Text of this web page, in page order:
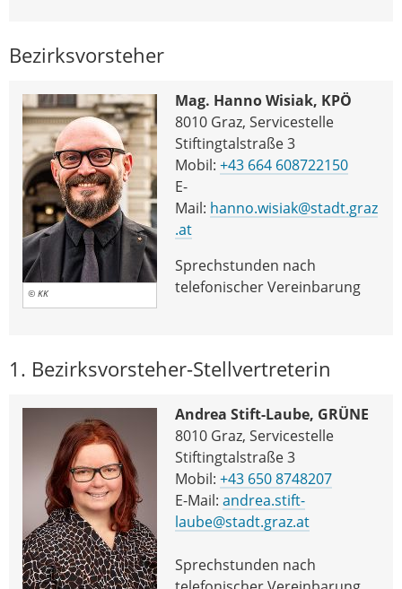
Bezirksvorsteher
© KK
Mag. Hanno Wisiak, KPÖ
8010 Graz, Servicestelle
Stiftingtalstraße 3
Mobil: +43 664 608722150
E-
Mail: hanno.wisiak@stadt.graz
.at
Sprechstunden nach
telefonischer Vereinbarung
1. Bezirksvorsteher-Stellvertreterin
Andrea Stift-Laube, GRÜNE
8010 Graz, Servicestelle
Stiftingtalstraße 3
Mobil: +43 650 8748207
E-Mail: andrea.stift-
laube@stadt.graz.at
Sprechstunden nach